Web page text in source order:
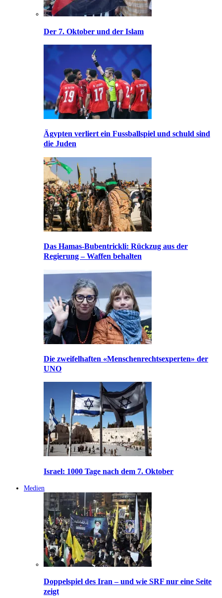
Der 7. Oktober und der Islam
Ägypten verliert ein Fussballspiel und schuld sind
die Juden
Das Hamas-Bubentrickli: Rückzug aus der
Regierung – Waffen behalten
Die zweifelhaften «Menschenrechtsexperten» der
UNO
Israel: 1000 Tage nach dem 7. Oktober
Medien
Doppelspiel des Iran – und wie SRF nur eine Seite
zeigt